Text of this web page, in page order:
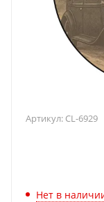
Артикул: CL-6929
Нет в